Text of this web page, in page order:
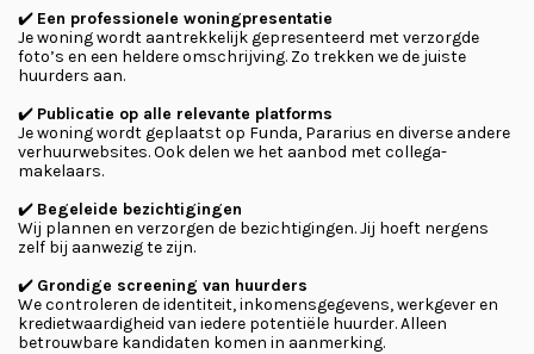
✔️ Een professionele woningpresentatie
Je woning wordt aantrekkelijk gepresenteerd met verzorgde
foto’s en een heldere omschrijving. Zo trekken we de juiste
huurders aan.
✔️ Publicatie op alle relevante platforms
Je woning wordt geplaatst op Funda, Pararius en diverse andere
verhuurwebsites. Ook delen we het aanbod met collega-
makelaars.
✔️ Begeleide bezichtigingen
Wij plannen en verzorgen de bezichtigingen. Jij hoeft nergens
zelf bij aanwezig te zijn.
✔️ Grondige screening van huurders
We controleren de identiteit, inkomensgegevens, werkgever en
kredietwaardigheid van iedere potentiële huurder. Alleen
betrouwbare kandidaten komen in aanmerking.